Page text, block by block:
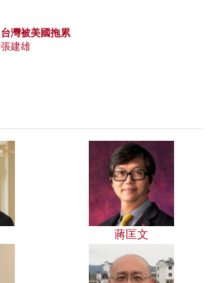
台灣被美國拖累
張建雄
蔣匡文